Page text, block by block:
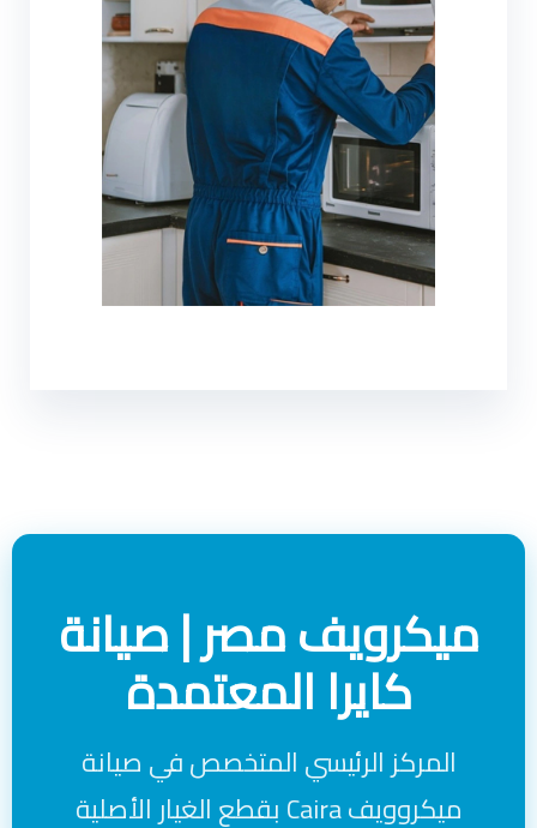
ميكرويف مصر | صيانة
كايرا المعتمدة
المركز الرئيسي المتخصص في صيانة
ميكروويف Caira بقطع الغيار الأصلية